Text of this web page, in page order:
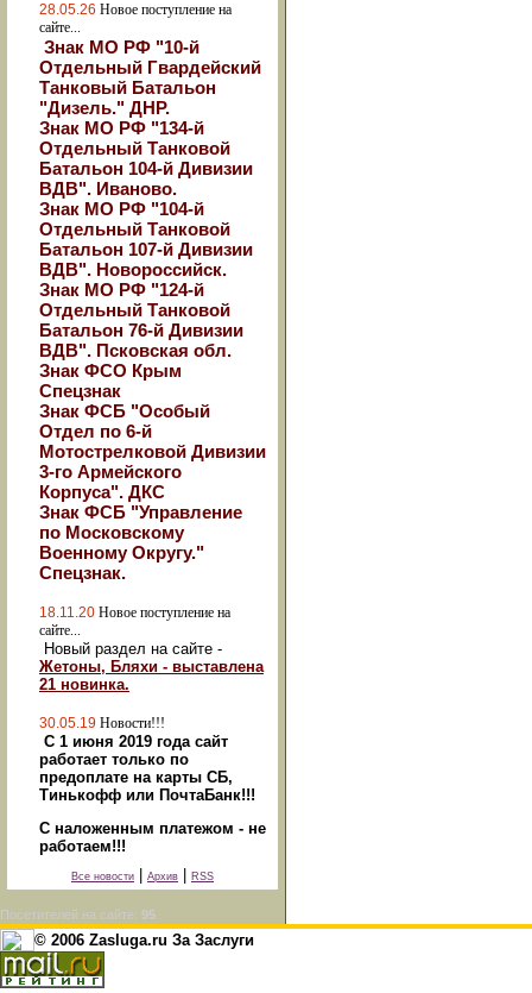
28.05.26 Новое поступление на
сайте...
Знак МО РФ "10-й
Отдельный Гвардейский
Танковый Батальон
"Дизель." ДНР.
Знак МО РФ "134-й
Отдельный Танковой
Батальон 104-й Дивизии
ВДВ". Иваново.
Знак МО РФ "104-й
Отдельный Танковой
Батальон 107-й Дивизии
ВДВ". Новороссийск.
Знак МО РФ "124-й
Отдельный Танковой
Батальон 76-й Дивизии
ВДВ". Псковская обл.
Знак ФСО Крым
Спецзнак
Знак ФСБ "Особый
Отдел по 6-й
Мотострелковой Дивизии
3-го Армейского
Корпуса". ДКС
Знак ФСБ "Управление
по Московскому
Военному Округу."
Спецзнак.
18.11.20 Новое поступление на
сайте...
Новый раздел на сайте -
Жетоны, Бляхи - выставлена
21 новинка.
30.05.19 Новости!!!
С 1 июня 2019 года сайт
работает только по
предоплате на карты СБ,
Тинькофф или ПочтаБанк!!!
С наложенным платежом - не
работаем!!!
Все новости Архив RSS
Посетителей на сайте: 95
© 2006 Zasluga.ru За Заслуги